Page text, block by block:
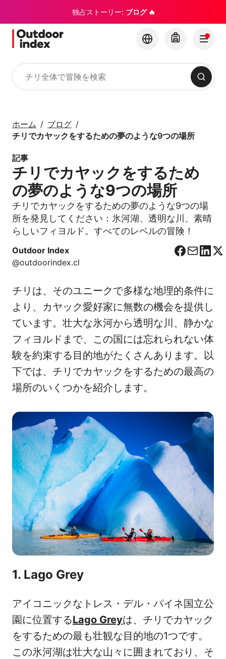
独占ストーリー: ブログ 🔥
検索
ホーム
ブログ
チリでカヤックをするための夢のような9つの場所
記事
チリでカヤックをするため
の夢のような9つの場所
チリでカヤックをするための夢のような9つの場
所を発見してください：氷河湖、透明な川、素晴
らしいフィヨルド。すべてのレベルの冒険！
Outdoor Index
@outdoorindex.cl
F
e
b
k
C
r
e
L
k
e
d
I
n
X
チリは、そのユニークで多様な地理的条件に
より、カヤック愛好家に無数の機会を提供し
ています。壮大な氷河から透明な川、静かな
フィヨルドまで、この国には忘れられない体
験を約束する目的地がたくさんあります。以
下では、チリでカヤックをするための最高の
場所のいくつかを紹介します。
1. Lago Grey
アイコニックなトレス・デル・パイネ国立公
園に位置するLago Greyは、チリでカヤック
をするための最も壮観な目的地の1つです。
この氷河湖は壮大な山々に囲まれており、そ
とその隠れた名所を探
索